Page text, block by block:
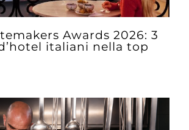
Awards 2026: 3
italiani nella top